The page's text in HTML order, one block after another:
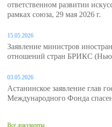
ответственном развитии
рамках союза, 29 мая 2026 г.
15.05.2026
Заявление министров
отношений стран БРИКС
03.05.2026
Астанинское заявление глав
Международного Фонда
Все документы